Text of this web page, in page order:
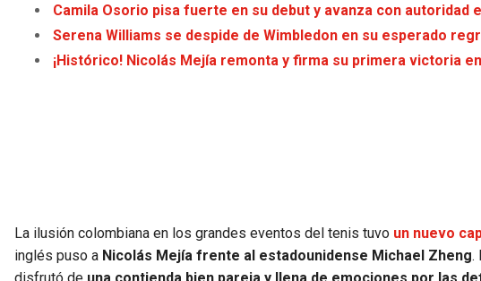
Camila Osorio pisa fuerte en su debut y avanza con autoridad
Serena Williams se despide de Wimbledon en su esperado
¡Histórico! Nicolás Mejía remonta y firma su primera victoria
La ilusión colombiana en los grandes eventos del tenis tuvo un nuevo
inglés puso a Nicolás Mejía frente al estadounidense Michael Zheng.